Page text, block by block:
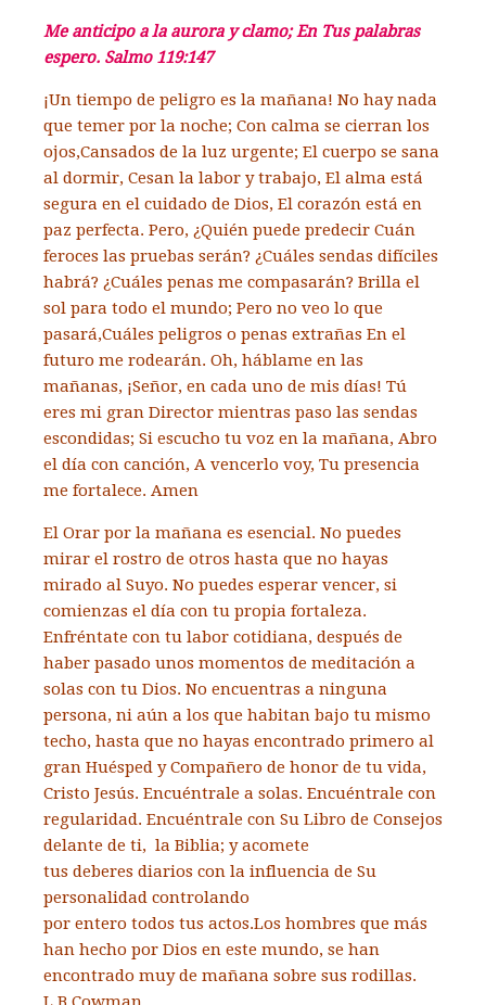
Me anticipo a la aurora y clamo; En Tus palabras
espero. Salmo 119:147
¡Un tiempo de peligro es la mañana! No hay nada
que temer por la noche; Con calma se cierran los
ojos,Cansados de la luz urgente; El cuerpo se sana
al dormir, Cesan la labor y trabajo, El alma está
segura en el cuidado de Dios, El corazón está en
paz perfecta. Pero, ¿Quién puede predecir Cuán
feroces las pruebas serán? ¿Cuáles sendas difíciles
habrá? ¿Cuáles penas me compasarán? Brilla el
sol para todo el mundo; Pero no veo lo que
pasará,Cuáles peligros o penas extrañas En el
futuro me rodearán. Oh, háblame en las
mañanas, ¡Señor, en cada uno de mis días! Tú
eres mi gran Director mientras paso las sendas
escondidas; Si escucho tu voz en la mañana, Abro
el día con canción, A vencerlo voy, Tu presencia
me fortalece. Amen
El Orar por la mañana es esencial. No puedes
mirar el rostro de otros hasta que no hayas
mirado al Suyo. No puedes esperar vencer, si
comienzas el día con tu propia fortaleza.
Enfréntate con tu labor cotidiana, después de
haber pasado unos momentos de meditación a
solas con tu Dios. No encuentras a ninguna
persona, ni aún a los que habitan bajo tu mismo
techo, hasta que no hayas encontrado primero al
gran Huésped y Compañero de honor de tu vida,
Cristo Jesús. Encuéntrale a solas. Encuéntrale con
regularidad. Encuéntrale con Su Libro de Consejos
delante de ti, la Biblia; y acomete
tus deberes diarios con la influencia de Su
personalidad controlando
por entero todos tus actos.Los hombres que más
han hecho por Dios en este mundo, se han
encontrado muy de mañana sobre sus rodillas.